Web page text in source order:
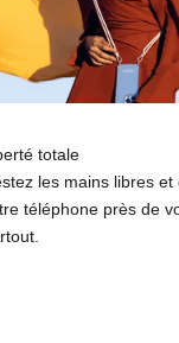
totale
les mains libres et
téléphone près de